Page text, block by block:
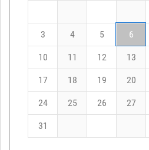
3 4 5 6
10 11 12 13
17 18 19 20
24 25 26 27
31